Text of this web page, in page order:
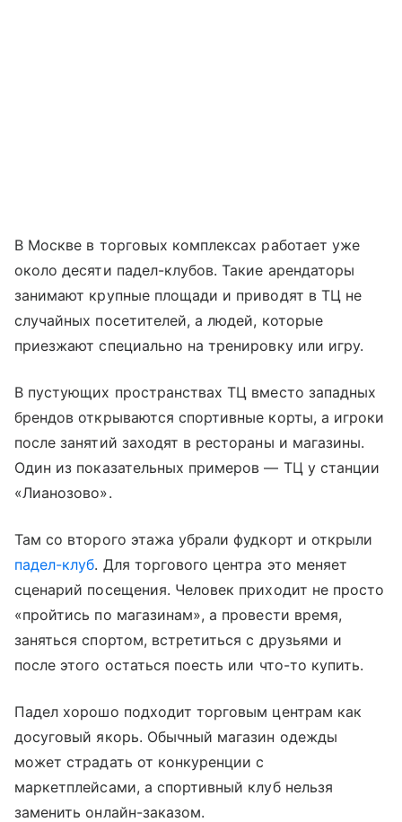
В Москве в торговых комплексах работает уже
около десяти падел-клубов. Такие арендаторы
занимают крупные площади и приводят в ТЦ не
случайных посетителей, а людей, которые
приезжают специально на тренировку или игру.
В пустующих пространствах ТЦ вместо западных
брендов открываются спортивные корты, а игроки
после занятий заходят в рестораны и магазины.
Один из показательных примеров — ТЦ у станции
«Лианозово».
Там со второго этажа убрали фудкорт и открыли
падел-клуб. Для торгового центра это меняет
сценарий посещения. Человек приходит не просто
«пройтись по магазинам», а провести время,
заняться спортом, встретиться с друзьями и
после этого остаться поесть или что-то купить.
Падел хорошо подходит торговым центрам как
досуговый якорь. Обычный магазин одежды
может страдать от конкуренции с
маркетплейсами, а спортивный клуб нельзя
заменить онлайн-заказом.